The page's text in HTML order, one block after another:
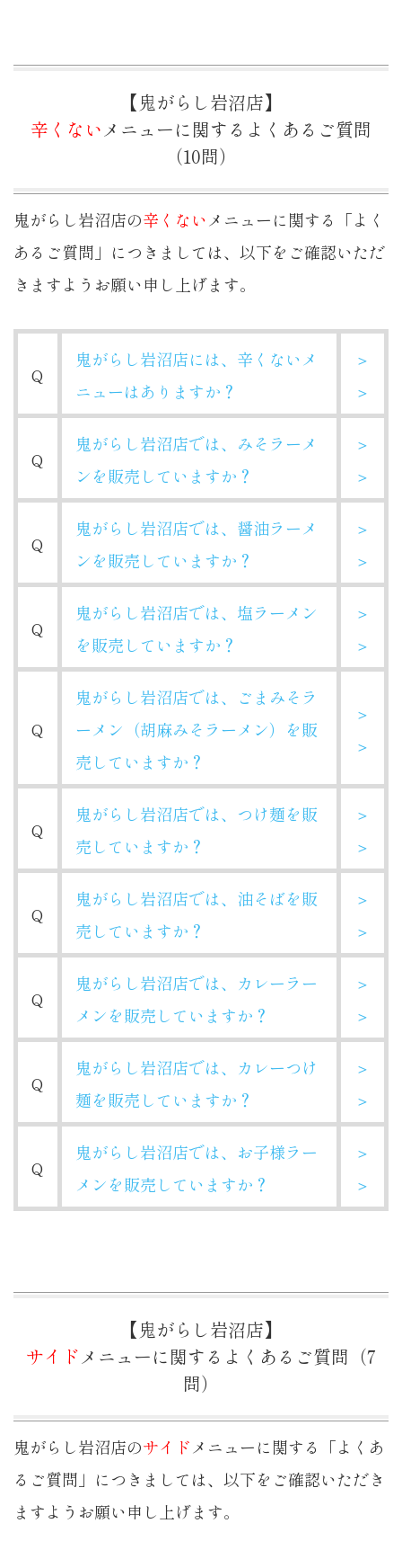
【鬼がらし岩沼店】
辛くないメニューに関するよくあるご質問
（10問）
鬼がらし岩沼店の辛くないメニューに関する「よく
あるご質問」につきましては、以下をご確認いただ
きますようお願い申し上げます。
Q
鬼がらし岩沼店には、辛くないメ
ニューはありますか？
＞
＞
Q
鬼がらし岩沼店では、みそラーメ
ンを販売していますか？
＞
＞
Q
鬼がらし岩沼店では、醤油ラーメ
ンを販売していますか？
＞
＞
Q
鬼がらし岩沼店では、塩ラーメン
を販売していますか？
＞
＞
Q
鬼がらし岩沼店では、ごまみそラ
ーメン（胡麻みそラーメン）を販
売していますか？
＞
＞
Q
鬼がらし岩沼店では、つけ麺を販
売していますか？
＞
＞
Q
鬼がらし岩沼店では、油そばを販
売していますか？
＞
＞
Q
鬼がらし岩沼店では、カレーラー
メンを販売していますか？
＞
＞
Q
鬼がらし岩沼店では、カレーつけ
麺を販売していますか？
＞
＞
Q
鬼がらし岩沼店では、お子様ラー
メンを販売していますか？
＞
＞
【鬼がらし岩沼店】
サイドメニューに関するよくあるご質問（7
問）
鬼がらし岩沼店のサイドメニューに関する「よくあ
るご質問」につきましては、以下をご確認いただき
ますようお願い申し上げます。